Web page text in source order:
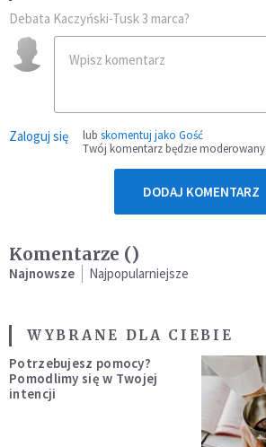
Debata Kaczyński-Tusk 3 marca?
Zaloguj się lub skomentuj jako Gość
Twój komentarz będzie moderowany
DODAJ KOMENTARZ
Komentarze ()
Najnowsze Najpopularniejsze
WYBRANE DLA CIEBIE
Potrzebujesz pomocy?
Pomodlimy się w Twojej
intencji